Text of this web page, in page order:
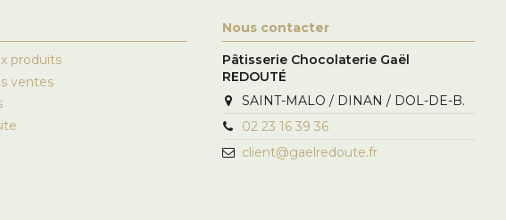
produits
ventes
Nous contacter
Pâtisserie Chocolaterie Gaël
REDOUTÉ
SAINT-MALO / DINAN / DOL-DE-B.
02 23 16 39 36
client@gaelredoute.fr